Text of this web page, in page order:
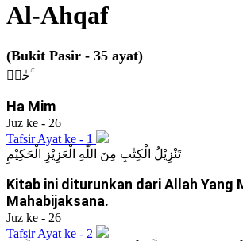
Al-Ahqaf
(Bukit Pasir - 35 ayat)
حٰمۤ ۚ
Ha Mim
Juz ke - 26
Tafsir Ayat ke - 1
تَنْزِيْلُ الْكِتٰبِ مِنَ اللّٰهِ الْعَزِيْزِ الْحَكِيْمِ
Kitab ini diturunkan dari Allah Yang
Mahabijaksana.
Juz ke - 26
Tafsir Ayat ke - 2